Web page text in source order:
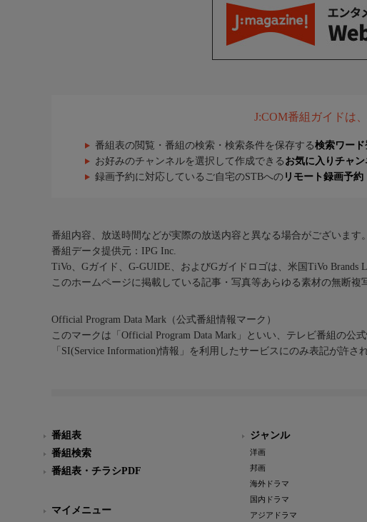
J:COM番組ガイドは
番組表の閲覧・番組の検索・検索条件を保存する検索ワード
お好みのチャンネルを選択して作成できる お気に入りチャ
録画予約に対応しているご自宅のSTBへの リモート録画予約
番組内容、放送時間などが実際の放送内容と異なる場合がございます。
番組データ提供元：IPG Inc.
TiVo、Gガイド、G-GUIDE、およびGガイドロゴは、米国TiVo
このホームページに掲載している記事・写真等あらゆる素材の無断複
Official Program Data Mark（公式番組情報マーク）
このマークは「Official Program Data Mark」といい、テレビ番組の公
「SI(Service Information)情報」を利用したサービスにのみ表記が許さ
番組表
番組検索
番組表・チラシPDF
マイメニュー
ジャンル
洋画
邦画
海外ドラマ
国内ドラマ
アジアドラマ